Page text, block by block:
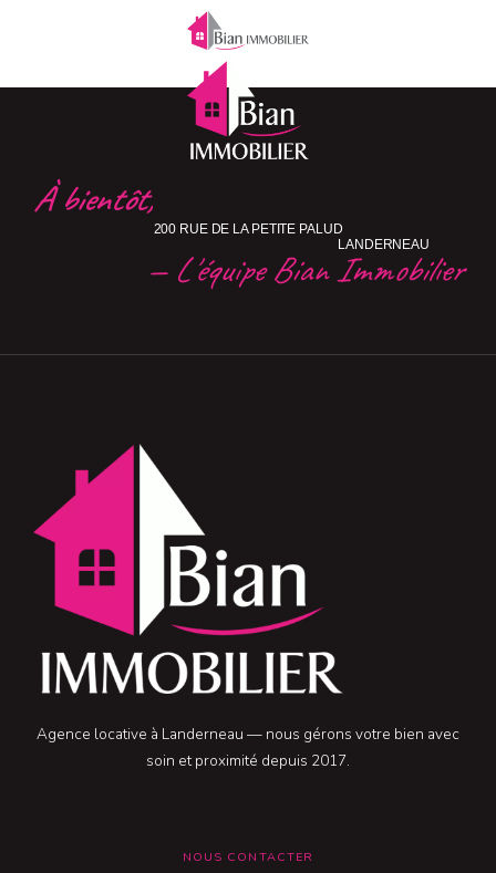
À bientôt,
200 RUE DE LA PETITE PALUD
LANDERNEAU
— L'équipe Bian Immobilier
Agence locative à Landerneau — nous gérons votre bien avec
soin et proximité depuis 2017.
NOUS CONTACTER